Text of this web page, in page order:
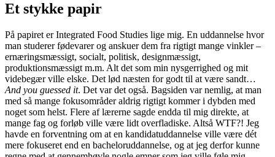
Et stykke papir
På papiret er Integrated Food Studies lige mig. En uddannelse hvor
man studerer fødevarer og anskuer dem fra rigtigt mange vinkler –
ernæringsmæssigt, socialt, politisk, designmæssigt,
produktionsmæssigt m.m. Alt det som min nysgerrighed og mit
videbegær ville elske. Det lød næsten for godt til at være sandt…
And you guessed it. Det var det også. Bagsiden var nemlig, at man
med så mange fokusområder aldrig rigtigt kommer i dybden med
noget som helst. Flere af lærerne sagde endda til mig direkte, at
mange fag og forløb ville være lidt overfladiske. Altså WTF?! Jeg
havde en forventning om at en kandidatuddannelse ville være dét
mere fokuseret end en bacheloruddannelse, og at jeg derfor kunne